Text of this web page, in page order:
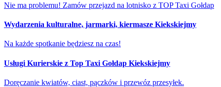
Nie ma problemu! Zamów przejazd na lotnisko z TOP Taxi Gołdap
Wydarzenia kulturalne, jarmarki, kiermasze Kiekskiejmy
Na każde spotkanie będziesz na czas!
Usługi Kurierskie z Top Taxi Gołdap Kiekskiejmy
Doręczanie kwiatów, ciast, pączków i przewóz przesyłek.